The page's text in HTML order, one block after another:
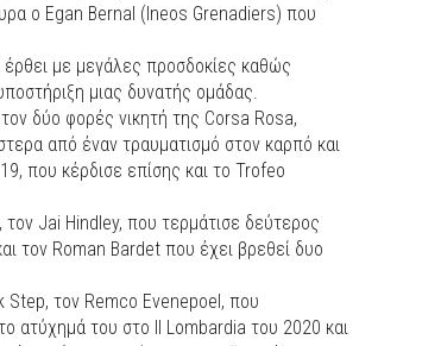
ο Egan Bernal (Ineos Grenadiers) που
με μεγάλες προσδοκίες καθώς
μιας δυνατής ομάδας.
δύο φορές νικητή της Corsa Rosa,
από έναν τραυματισμό στον καρπό και
που κέρδισε επίσης και το Trofeo
Jai Hindley, που τερμάτισε δεύτερος
τον Roman Bardet που έχει βρεθεί δυο
Step, τον Remco Evenepoel, που
ατύχημά του στο Il Lombardia του 2020 και